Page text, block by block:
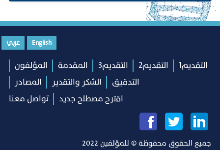
English عربي
التقديم1 التقديم2 التقديم3 المقدمة
المؤلفون
التدقيق
الشكر والتقدير
المصادر
اقترح مصطلح جديد
تواصل معنا
جميع الحقوق محفوظة © للمؤلفين 2022